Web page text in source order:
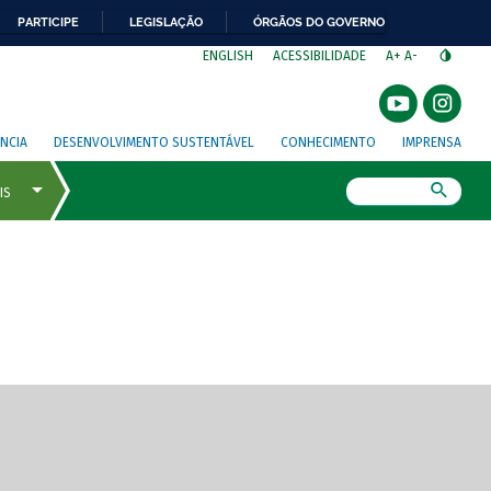
PARTICIPE LEGISLAÇÃO ÓRGÃOS DO GOVERNO
ENGLISH ACESSIBILIDADE A+ A-
DESENVOLVIMENTO SUSTENTÁVEL CONHECIMENTO IMPRENSA
de tela